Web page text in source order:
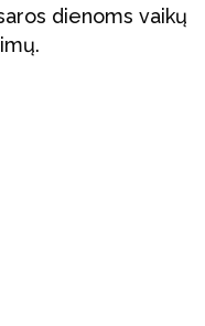
dienoms vaikų